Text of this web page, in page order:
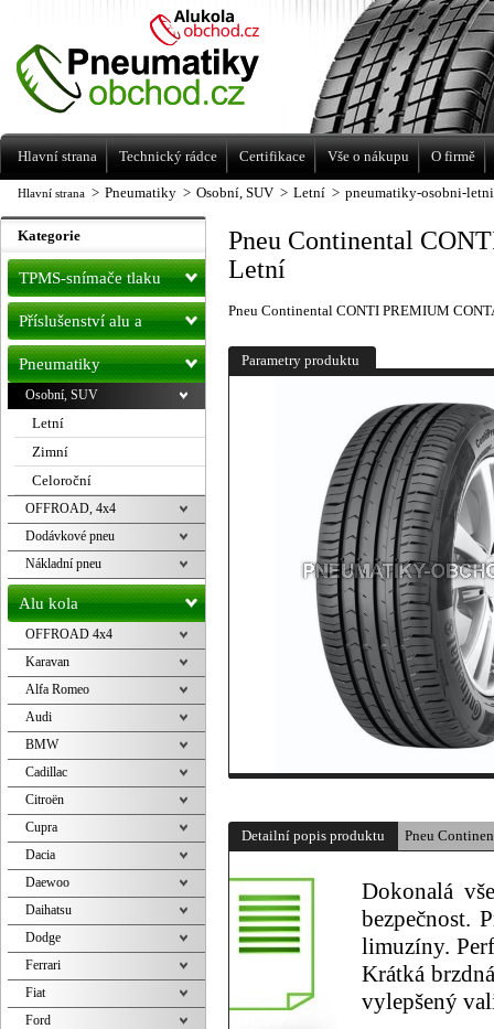
Hlavní strana > Pneumatiky > Osobní, SUV > Letní > pneumatiky-osobni-
Pneu Continental
Letní
Pneu Continental CONTI PREMIUM
Parametry produktu
Detailní popis produktu Pneu
Dokonalá
bezpečnost.
limuzíny.
Krátká
vylepšený
Kategorie
TPMS-snímače tlaku
Příslušenství alu a
pneu
Pneumatiky
Osobní, SUV
Letní
Zimní
Celoroční
OFFROAD, 4x4
Dodávkové pneu
Nákladní pneu
Alu kola
OFFROAD 4x4
Karavan
Alfa Romeo
Audi
BMW
Cadillac
Citroën
Cupra
Dacia
Daewoo
Daihatsu
Dodge
Ferrari
Fiat
Ford
Levné pneumatiky letní, zimní, Alu kola
a litá kola Racing Line
Hlavní strana Technický rádce Certifikace Vše o nákupu O firmě